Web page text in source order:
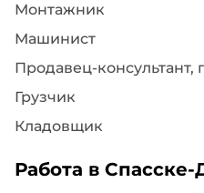
Монтажник
Машинист
Продавец-консультант,
Грузчик
Кладовщик
Работа в